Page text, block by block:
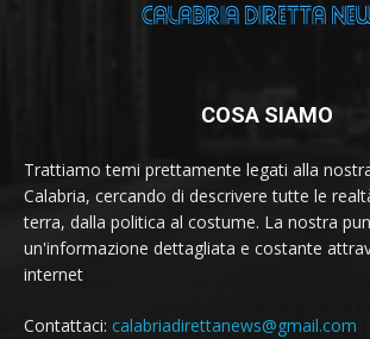
COSA SIAMO
Trattiamo temi prettamente legati alla
Calabria, cercando di descrivere tutte le
terra, dalla politica al costume. La nostra
un'informazione dettagliata e costante
internet
Contattaci: calabriadirettanews@gmail.com